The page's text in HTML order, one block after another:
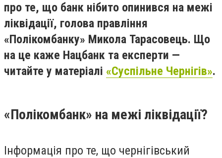
про те, що банк нібито опинився на межі
ліквідації, голова правління
«Полікомбанку» Микола Тарасовець. Що
на це каже Нацбанк та експерти —
читайте у матеріалі «Суспільне Чернігів».
«Полікомбанк» на межі ліквідації?
Інформація про те, що чернігівський